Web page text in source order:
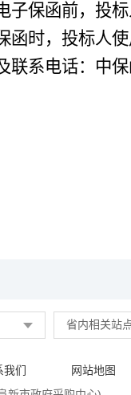
子保函前，投
函时，投标人
联系电话：中
省内相关站
我们
网站地图